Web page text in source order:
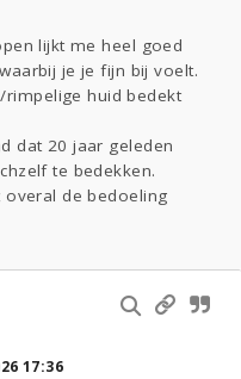
lijkt me heel goed
je je fijn bij voelt.
huid bedekt
dat 20 jaar geleden
te bedekken.
de bedoeling
17:36